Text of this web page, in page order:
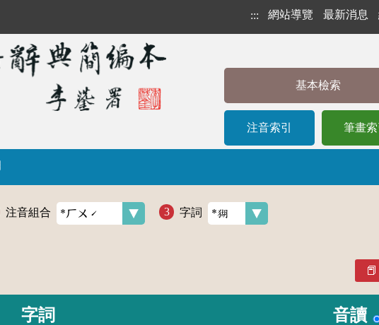
::: 網站導覽 最新消息
基本檢索
注音索引 筆畫索
注音組合 字詞
字詞 音讀